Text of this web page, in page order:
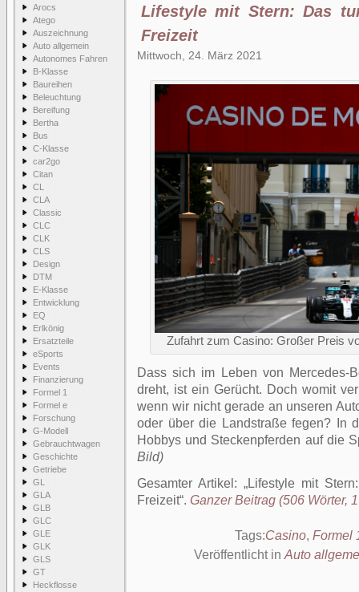
Arocs
Atego
Auszeichnung
Auto allgemein
Autonomes Fahren
B-Klasse
Baureihen
Beleuchtung
Bereifung
Bertha
Bus
C-Klasse
car2go
Citan
CL
CLA
Classic
CLC
CLK
CLS
Design
DTM
E-Klasse
Entwicklung
EQ
Erlkönig
Ersatzteile
eSports
Events
Finanzierung
Formel 1
Formel e
Forschung
G-Modell
Gebrauchtwagen
Geschichte
Getriebe
GL
GLA
GLB
GLC
GLE
GLK
GLS
GT
Heckflosse
Lifestyle mit Stern: Das
Freizeit
Mittwoch, 24. März 2021
Zufahrt zum Casino: Großer Preis
Dass sich im Leben von Mercedes-
dreht, ist ein Gerücht. Doch womit
wenn wir nicht gerade an unseren
oder über die Landstraße fegen? In
Hobbys und Steckenpferden auf die
Bild)
Gesamter Artikel: Lifestyle mit
Freizeit . Ganzer Beitrag (506 Wörter,
Tags:Casino, Formel
Veröffentlicht in Auto